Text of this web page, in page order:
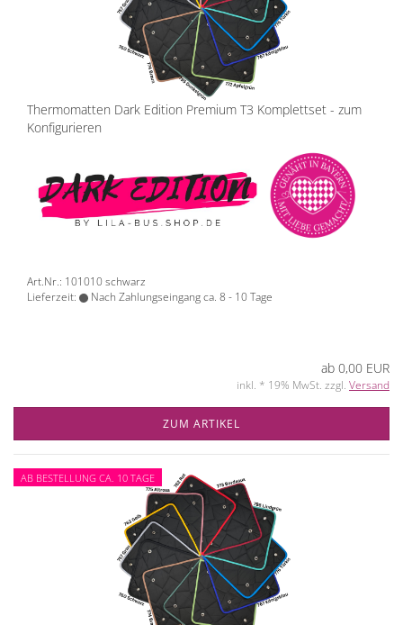
Thermomatten Dark Edition Premium T3 Komplettset - zum
Konfigurieren
Art.Nr.: 101010 schwarz
Lieferzeit:
Nach Zahlungseingang ca. 8 - 10 Tage
ab 0,00 EUR
inkl. * 19% MwSt. zzgl. Versand
ZUM ARTIKEL
AB BESTELLUNG CA. 10 TAGE